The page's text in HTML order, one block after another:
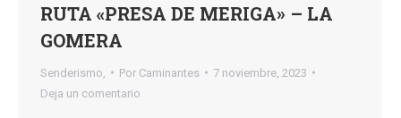
RUTA «PRESA DE MERIGA» – LA
GOMERA
Senderismo, Por Caminantes
7 noviembre, 2023
Deja un comentario